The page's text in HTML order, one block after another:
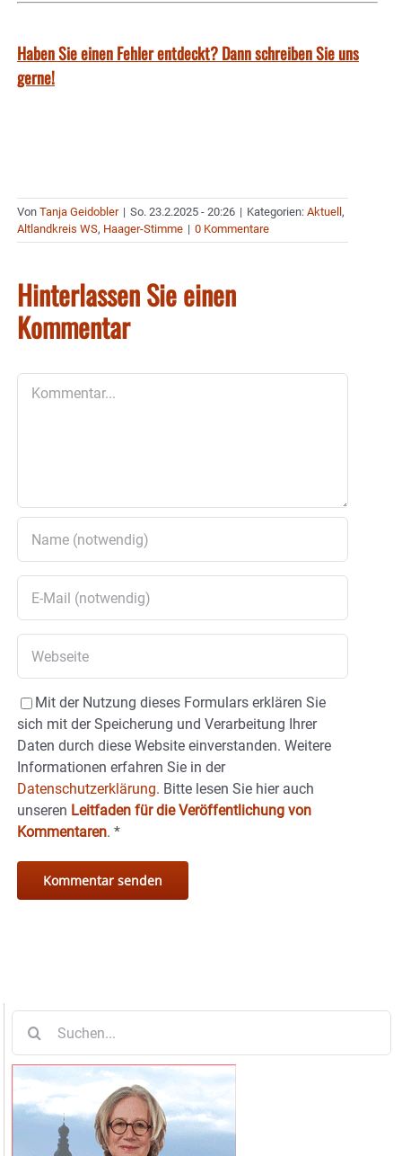
Haben Sie einen Fehler entdeckt? Dann schreiben Sie uns
gerne!
Von Tanja Geidobler | So. 23.2.2025 - 20:26 | Kategorien: Aktuell ,
Altlandkreis WS, Haager-Stimme | 0 Kommentare
Hinterlassen Sie einen
Kommentar
Mit der Nutzung dieses Formulars erklären Sie
sich mit der Speicherung und Verarbeitung Ihrer
Daten durch diese Website einverstanden. Weitere
Informationen erfahren Sie in der
Datenschutzerklärung. Bitte lesen Sie hier auch
unseren Leitfaden für die Veröffentlichung von
Kommentaren. *
nach: